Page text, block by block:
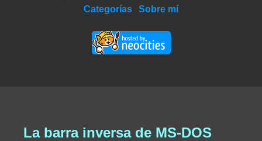
Categorías
Sobre mí
La barra inversa de MS-DOS